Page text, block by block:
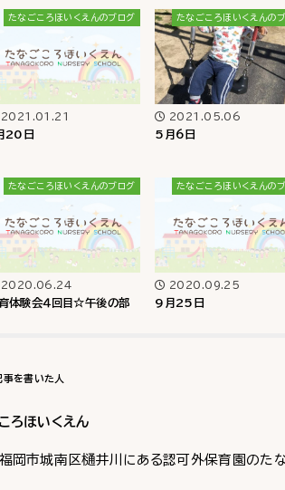
たなごころほいくえんのブログ
2021.01.21
20日
たなごころほいくえんの
2021.05.06
5月6日
たなごころほいくえんのブログ
2020.06.24
体験会４回目☆午後の部
たなごころほいくえんの
2020.09.25
9月25日
ろほいくえん
岡市城南区樋井川にある認可外保育園のたな